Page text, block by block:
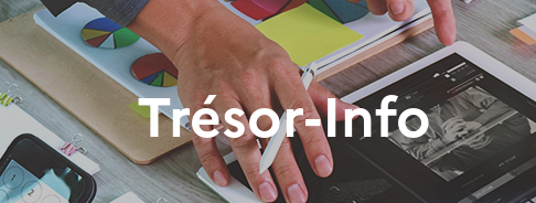
Trésor-Info